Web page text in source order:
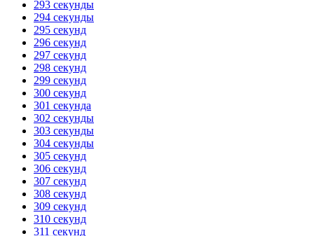
293 секунды
294 секунды
295 секунд
296 секунд
297 секунд
298 секунд
299 секунд
300 секунд
301 секунда
302 секунды
303 секунды
304 секунды
305 секунд
306 секунд
307 секунд
308 секунд
309 секунд
310 секунд
311 секунд